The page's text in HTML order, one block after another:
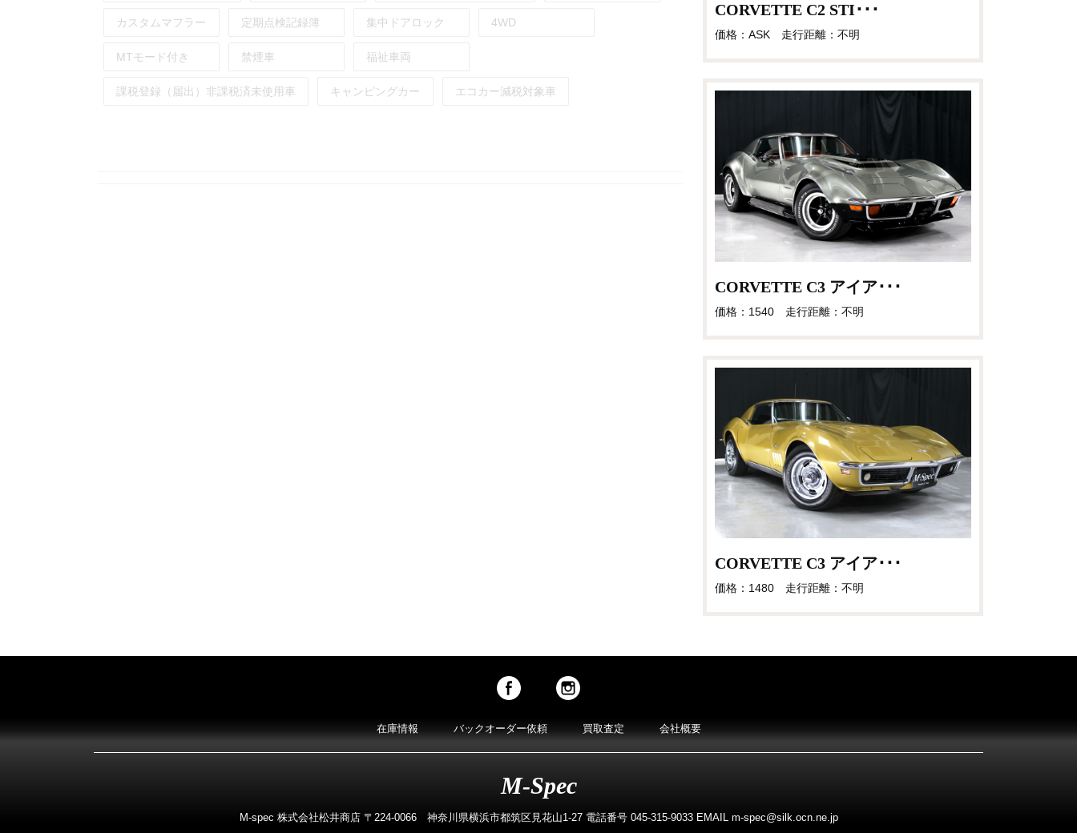
カスタムマフラー 定期点検記録簿 集中ドアロック 4WD
MTモード付き 禁煙車 福祉車両
課税登録（届出）非課税済未使用車 キャンピングカー エコカー減税対象車
CORVETTE C2 STI･･･
価格：ASK 走行距離：不明
CORVETTE C3 アイア･･･
価格：1540 走行距離：不明
CORVETTE C3 アイア･･･
価格：1480 走行距離：不明
在庫情報 バックオーダー依頼 買取査定 会社概要
M-Spec
M-spec 株式会社松井商店 〒224-0066 神奈川県横浜市都筑区見花山1-27 電話番号 045-315-9033 EMAIL m-spec@silk.ocn.ne.jp